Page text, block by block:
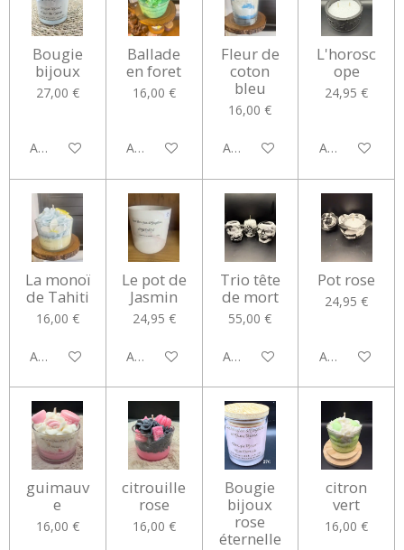
Bougie
bijoux
27,00 €
Ajouter au panier
Ballade
en foret
16,00 €
Ajouter au panier
Fleur de
coton
bleu
16,00 €
Ajouter au panier
L'horosc
ope
24,95 €
Ajouter au
La monoï
de Tahiti
16,00 €
Ajouter au panier
Le pot de
Jasmin
24,95 €
Ajouter au panier
Trio tête
de mort
55,00 €
Ajouter au panier
Pot rose
24,95 €
Ajouter au
guimauv
e
16,00 €
citrouille
rose
16,00 €
Bougie
bijoux
rose
éternelle
citron
vert
16,00 €